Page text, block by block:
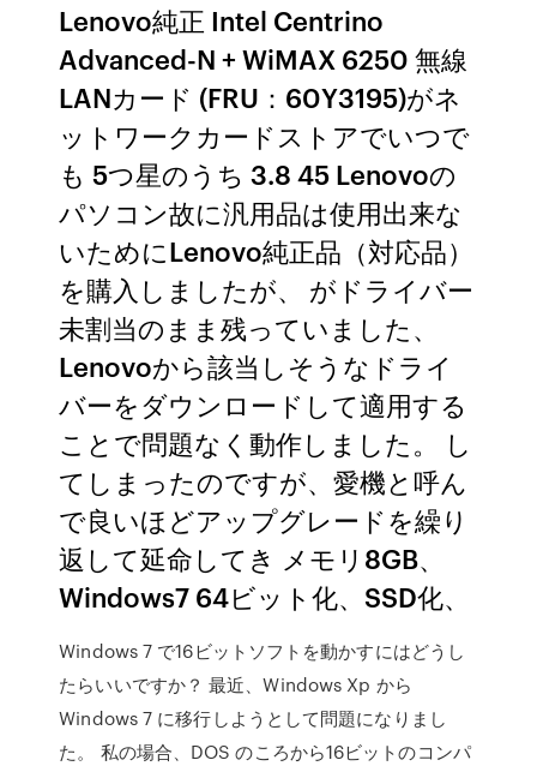
Lenovo純正 Intel Centrino
Advanced-N + WiMAX 6250 無線
LANカード (FRU：60Y3195)がネ
ットワークカードストアでいつで
も 5つ星のうち 3.8 45 Lenovoの
パソコン故に汎用品は使用出来な
いためにLenovo純正品（対応品）
を購入しましたが、 がドライバー
未割当のまま残っていました、
Lenovoから該当しそうなドライ
バーをダウンロードして適用する
ことで問題なく動作しました。 し
てしまったのですが、愛機と呼ん
で良いほどアップグレードを繰り
返して延命してき メモリ8GB、
Windows7 64ビット化、SSD化、
Windows 7 で16ビットソフトを動かすにはどうし
たらいいですか？ 最近、Windows Xp から
Windows 7 に移行しようとして問題になりまし
た。 私の場合、DOS のころから16ビットのコンパ